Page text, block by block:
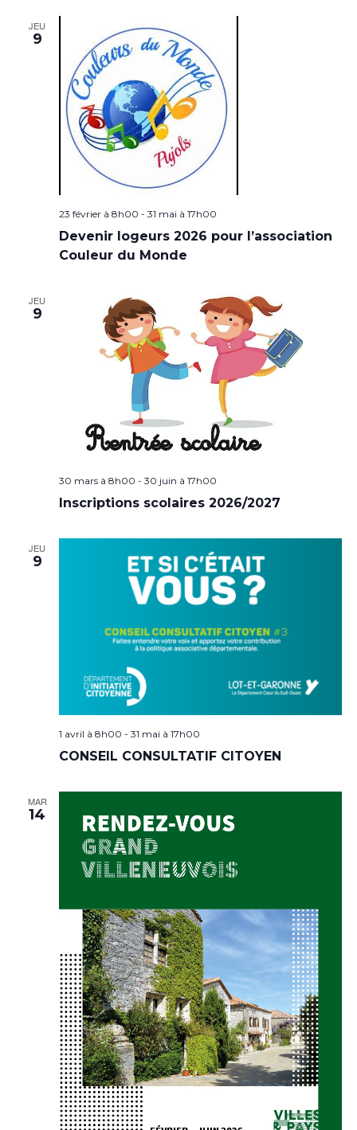
JEU
9
23 février à 8h00 - 31 mai à 17h00
Devenir logeurs 2026 pour l’association
Couleur du Monde
JEU
9
30 mars à 8h00 - 30 juin à 17h00
Inscriptions scolaires 2026/2027
JEU
9
1 avril à 8h00 - 31 mai à 17h00
CONSEIL CONSULTATIF CITOYEN
MAR
14